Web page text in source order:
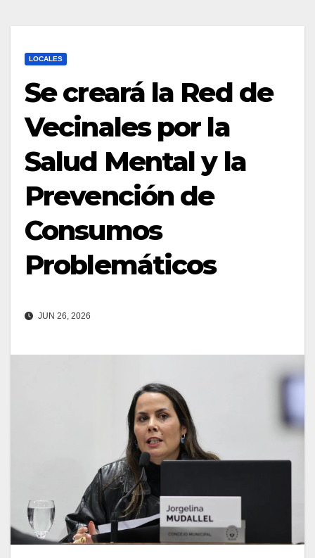
LOCALES
Se creará la Red de
Vecinales por la
Salud Mental y la
Prevención de
Consumos
Problemáticos
JUN 26, 2026